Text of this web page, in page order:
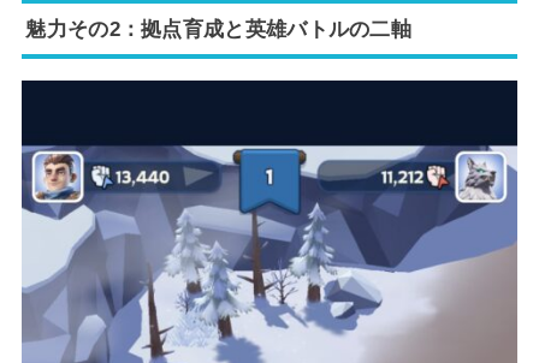
魅力その2：拠点育成と英雄バトルの二軸